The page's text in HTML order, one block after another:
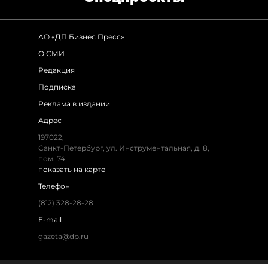
АО «ДП Бизнес Пресс»
О СМИ
Редакция
Подписка
Реклама в издании
Адрес
197022,
Санкт-Петербург, ул. Инструментальная, д. 8,
пом. 74.
показать на карте
Телефон
(812) 328-28-28
E-mail
gazeta@dp.ru